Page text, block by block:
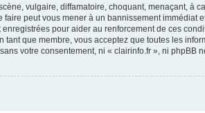
vulgaire, diffamatoire, choquant, menaçant, à
peut vous mener à un bannissement
pour aider au renforcement de ces
que membre, vous acceptez que toutes les
votre consentement, ni « clairinfo.fr », ni